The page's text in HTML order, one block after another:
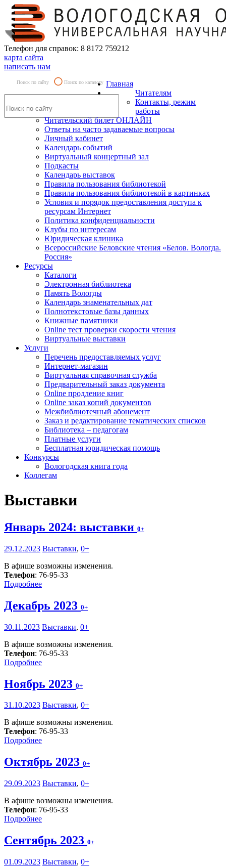
Телефон для справок: 8 8172 759212
карта сайта
написать нам
Поиск по сайту Поиск по каталогу Главная
Читателям
Контакты, режим
работы
Читательский билет ОНЛАЙН
Ответы на часто задаваемые вопросы
Личный кабинет
Календарь событий
Виртуальный концертный зал
Подкасты
Календарь выставок
Правила пользования библиотекой
Правила пользования библиотекой в картинках
Условия и порядок предоставления доступа к
ресурсам Интернет
Политика конфиденциальности
Клубы по интересам
Юридическая клиника
Всероссийские Беловские чтения «Белов. Вологда.
Россия»
Ресурсы
Каталоги
Электронная библиотека
Память Вологды
Календарь знаменательных дат
Полнотекстовые базы данных
Книжные памятники
Online тест проверки скорости чтения
Виртуальные выставки
Услуги
Перечень предоставляемых услуг
Интернет-магазин
Виртуальная справочная служба
Предварительный заказ документа
Online продление книг
Online заказ копий документов
Межбиблиотечный абонемент
Заказ и редактирование тематических списков
Библиотека – педагогам
Платные услуги
Бесплатная юридическая помощь
Конкурсы
Вологодская книга года
Коллегам
Выставки
Январь 2024: выставки 0+
29.12.2023 Выставки, 0+
В афише возможны изменения.
Телефон: 76-95-33
Подробнее
Декабрь 2023 0+
30.11.2023 Выставки, 0+
В афише возможны изменения.
Телефон: 76-95-33
Подробнее
Ноябрь 2023 0+
31.10.2023 Выставки, 0+
В афише возможны изменения.
Телефон: 76-95-33
Подробнее
Октябрь 2023 0+
29.09.2023 Выставки, 0+
В афише возможны изменения.
Телефон: 76-95-33
Подробнее
Сентябрь 2023 0+
01.09.2023 Выставки, 0+